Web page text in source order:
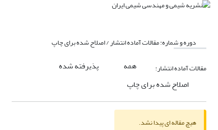
دوره و شماره:مقالات آماده انتشار / اصلاح شده برای چاپ
مقالات آماده انتشار:
همه
پذیرفته شده
اصلاح شده برای چاپ
هیچ مقاله ای پیدا نشد.